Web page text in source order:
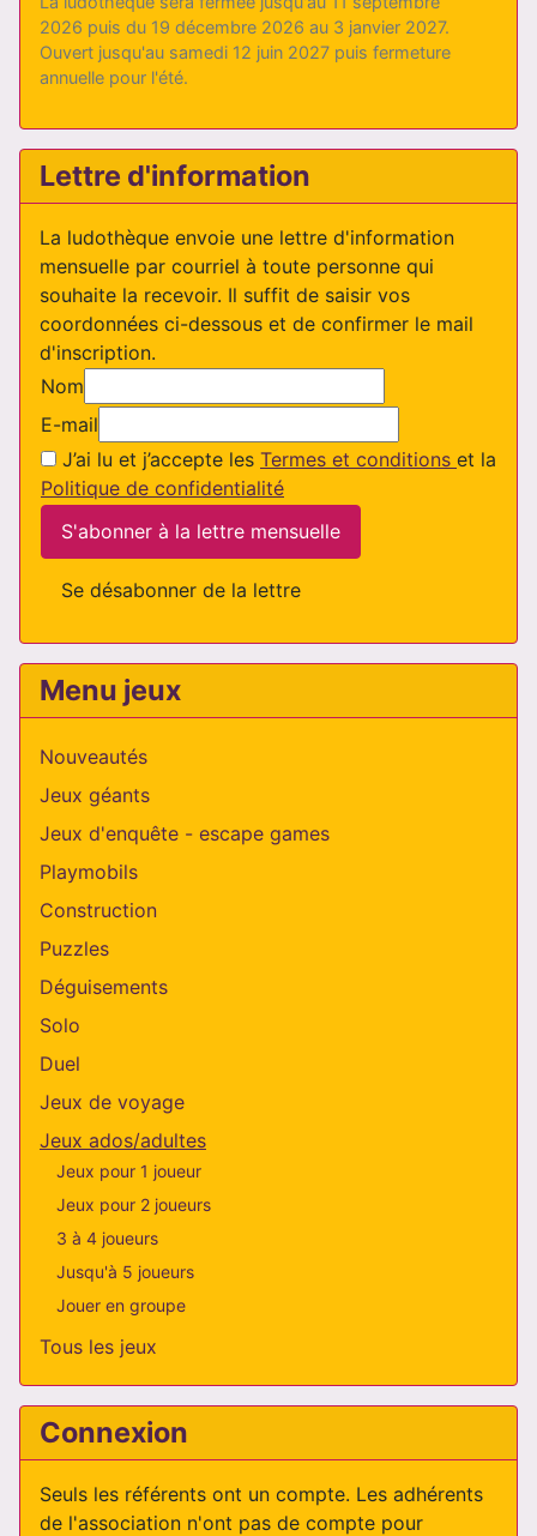
2026 puis du 19 décembre 2026 au 3 janvier 2027.
Ouvert jusqu'au samedi 12 juin 2027 puis fermeture
annuelle pour l'été.
Lettre d'information
La ludothèque envoie une lettre d'information
mensuelle par courriel à toute personne qui
souhaite la recevoir. Il suffit de saisir vos
coordonnées ci-dessous et de confirmer le mail
d'inscription.
Nom
E-mail
J’ai lu et j’accepte les Termes et conditions et la
Politique de confidentialité
S'abonner à la lettre mensuelle
Se désabonner de la lettre
Menu jeux
Nouveautés
Jeux géants
Jeux d'enquête - escape games
Playmobils
Construction
Puzzles
Déguisements
Solo
Duel
Jeux de voyage
Jeux ados/adultes
Jeux pour 1 joueur
Jeux pour 2 joueurs
3 à 4 joueurs
Jusqu'à 5 joueurs
Jouer en groupe
Tous les jeux
Connexion
Seuls les référents ont un compte. Les adhérents
de l'association n'ont pas de compte pour